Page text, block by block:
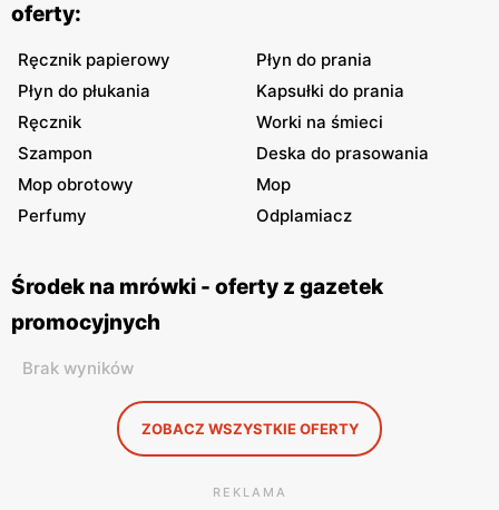
oferty:
Ręcznik papierowy
Płyn do prania
Płyn do płukania
Kapsułki do prania
Ręcznik
Worki na śmieci
Szampon
Deska do prasowania
Mop obrotowy
Mop
Perfumy
Odplamiacz
Środek na mrówki - oferty z gazetek
promocyjnych
Brak wyników
ZOBACZ WSZYSTKIE OFERTY
REKLAMA